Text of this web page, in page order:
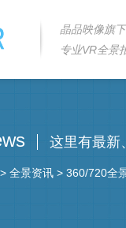
晶品映像旗
专业VR全景
这里有最新
> 全景资讯 > 360/720全